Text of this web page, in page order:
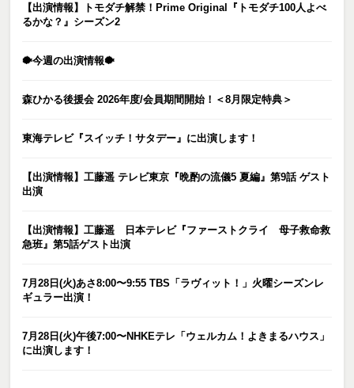
【出演情報】トモダチ解禁！Prime Original『トモダチ100人よべ
るかな？』シーズン2
🐡今週の出演情報🐡
森ひかる後援会 2026年度/会員期間開始！＜8月限定特典＞
東海テレビ『スイッチ！サタデー』に出演します！
【出演情報】工藤遥 テレビ東京『晩酌の流儀5 夏編』第9話 ゲスト
出演
【出演情報】工藤遥 日本テレビ『ファーストクライ 母子救命救
急班』第5話ゲスト出演
7月28日(火)あさ8:00〜9:55 TBS「ラヴィット！」火曜シーズンレ
ギュラー出演！
7月28日(火)午後7:00〜NHKEテレ「ウェルカム！よきまるハウス」
に出演します！